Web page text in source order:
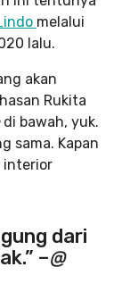
melalui
lalu.
akan
Rukita
di bawah, yuk.
sama. Kapan
interior
dari
–@